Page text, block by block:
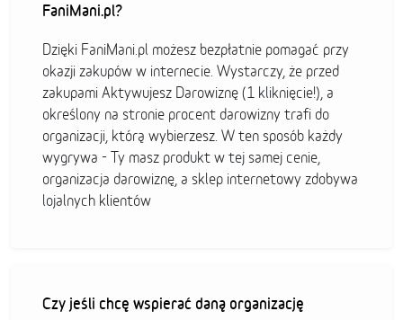
FaniMani.pl?
Dzięki FaniMani.pl możesz bezpłatnie pomagać przy
okazji zakupów w internecie. Wystarczy, że przed
zakupami Aktywujesz Darowiznę (1 kliknięcie!), a
określony na stronie procent darowizny trafi do
organizacji, którą wybierzesz. W ten sposób każdy
wygrywa - Ty masz produkt w tej samej cenie,
organizacja darowiznę, a sklep internetowy zdobywa
lojalnych klientów
Czy jeśli chcę wspierać daną organizację